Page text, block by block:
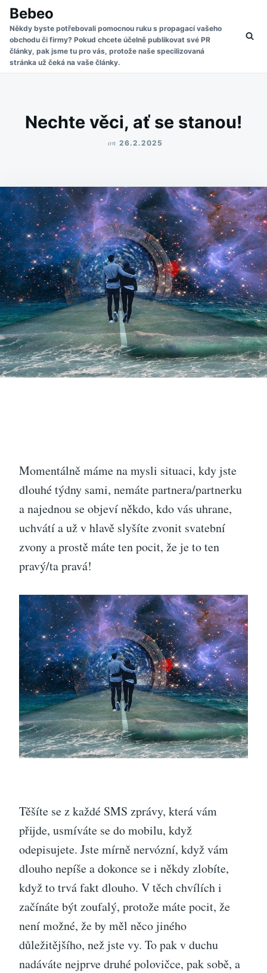
Skip
content
Search
for:
Bebeo
Někdy byste potřebovali pomocnou ruku s propagací vašeho
obchodu či firmy? Pokud chcete účelně publikovat své PR
články, pak jsme tu pro vás, protože naše specilizovaná
stránka už čeká na vaše články.
Nechte věci, ať se stanou!
on 26.2.2025
Momentálně máme na mysli situaci, kdy jste
dlouhé týdny sami, nemáte partnera/partnerku
a najednou se objeví někdo, kdo vás uhrane,
uchvátí a už v hlavě slyšíte zvonit svatební
zvony a prostě máte ten pocit, že je to ten
pravý/ta pravá!
Těšíte se z každé SMS zprávy, která vám
přijde, usmíváte se do mobilu, když
odepisujete. Jste mírně nervózní, když vám
dlouho nepíše a dokonce se i někdy zlobíte,
když to trvá fakt dlouho. V těch chvílích i
začínáte být zoufalý, protože máte pocit, že
není možné, že by měl něco jiného
důležitějšího, než jste vy. To pak v duchu
nadáváte nejprve druhé polovičce, pak sobě, a